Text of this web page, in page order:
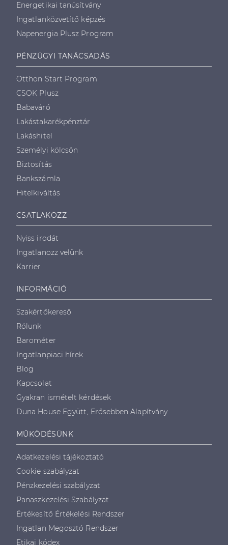
Energetikai tanúsítvány
Ingatlanközvetítő képzés
Napenergia Plusz Program
PÉNZÜGYI TANÁCSADÁS
Otthon Start Program
CSOK Plusz
Babaváró
Lakástakarékpénztár
Lakáshitel
Személyi kölcsön
Biztosítás
Bankszámla
Hitelkiváltás
CSATLAKOZZ
Nyiss irodát
Ingatlanozz velünk
Karrier
INFORMÁCIÓ
Szakértőkereső
Rólunk
Barométer
Ingatlanpiaci hírek
Blog
Kapcsolat
Gyakran ismételt kérdések
Duna House Együtt, Erősebben Alapítvány
MŰKÖDÉSÜNK
Adatkezelési tájékoztató
Cookie szabályzat
Pénzkezelési szabályzat
Panaszkezelési Szabályzat
Értékesítő Értékelési Rendszer
Ingatlan Megosztó Rendszer
Etikai kódex